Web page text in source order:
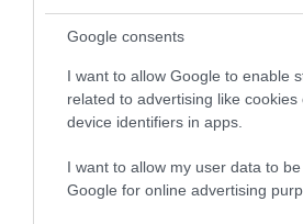
Google consents
I want to allow Google to enable
related to advertising like cookies
device identifiers in apps.
I want to allow my user data to
Google for online advertising
2026-08-07.
Túlzott félelem a közös jövőtől –
párkapcsolatban?